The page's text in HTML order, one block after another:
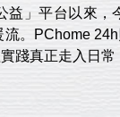
益」平台以來
。PChome
踐真正走入日